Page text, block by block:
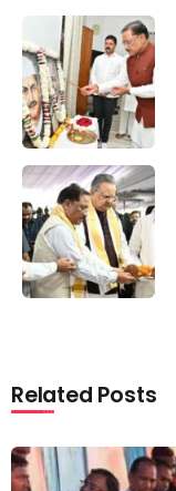
Related Posts